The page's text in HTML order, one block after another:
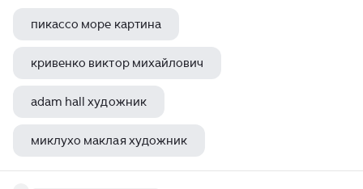
пикассо море картина
кривенко виктор михайлович
adam hall художник
миклухо маклая художник